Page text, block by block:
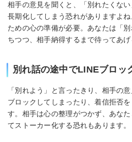
相手の意見を聞くと、「別れたくな
長期化してしまう恐れがありますよ
ための心の準備が必要。あなたは「
ちつつ、相手納得するまで待ってあげ
別れ話の途中でLINEブロッ
「別れよう」と言ったきり、相手の
ブロックしてしまったり、着信拒否
す。相手は心の整理がつかず、あな
てストーカー化する恐れもあります。